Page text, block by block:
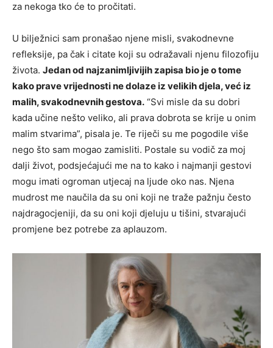
za nekoga tko će to pročitati.
U bilježnici sam pronašao njene misli, svakodnevne
refleksije, pa čak i citate koji su odražavali njenu filozofiju
života. Jedan od najzanimljivijih zapisa bio je o tome
kako prave vrijednosti ne dolaze iz velikih djela, već iz
malih, svakodnevnih gestova. “Svi misle da su dobri
kada učine nešto veliko, ali prava dobrota se krije u onim
malim stvarima”, pisala je. Te riječi su me pogodile više
nego što sam mogao zamisliti. Postale su vodič za moj
dalji život, podsjećajući me na to kako i najmanji gestovi
mogu imati ogroman utjecaj na ljude oko nas. Njena
mudrost me naučila da su oni koji ne traže pažnju često
najdragocjeniji, da su oni koji djeluju u tišini, stvarajući
promjene bez potrebe za aplauzom.